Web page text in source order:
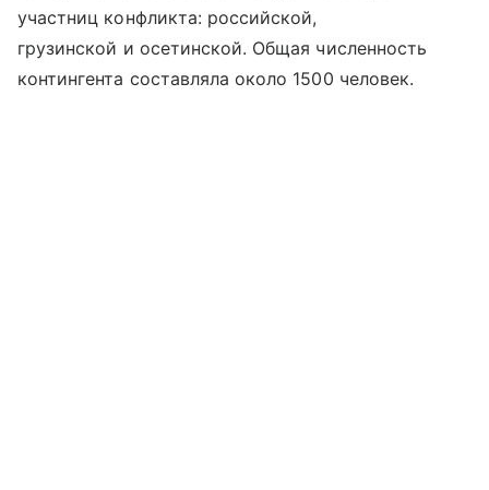
участниц конфликта: российской,
грузинской и осетинской. Общая численность
контингента составляла около 1500 человек.